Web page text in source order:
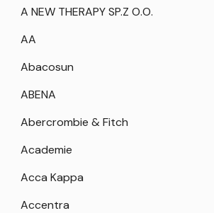
A NEW THERAPY SP.Z O.O.
AA
Abacosun
ABENA
Abercrombie & Fitch
Academie
Acca Kappa
Accentra